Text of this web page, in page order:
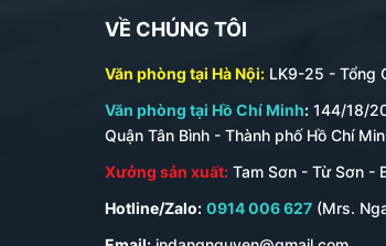
– Giao hàng và nghiệm thu.
(0 Reviews)
VỀ CHÚNG TÔI
Văn phòng tại Hà Nội: LK9-25 - Tổng
Văn phòng tại Hồ Chí Minh: 144/18/
Quận Tân Bình - Thành phố Hồ Chí
Xưởng sản xuất: Tam Sơn - Từ Sơn -
Hotline/Zalo: 0914 006 627 (Mrs.